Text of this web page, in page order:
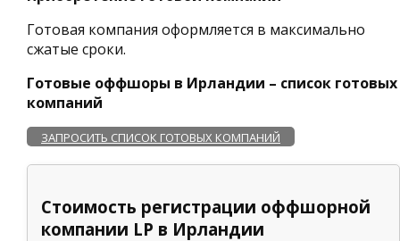
Готовая компания оформляется в максимально
сжатые сроки.
Готовые оффшоры в Ирландии – список готовых
компаний
ЗАПРОСИТЬ СПИСОК ГОТОВЫХ КОМПАНИЙ
Стоимость регистрации оффшорной
компании LP в Ирландии